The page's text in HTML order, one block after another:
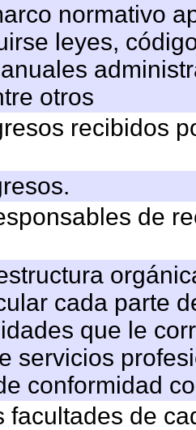
normativo
leyes,
otros
recibidos
de
cada parte
que le
servicios
conformidad
facultades de